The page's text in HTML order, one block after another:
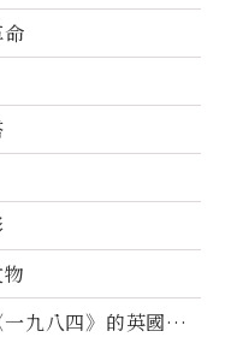
九八四》的英國作